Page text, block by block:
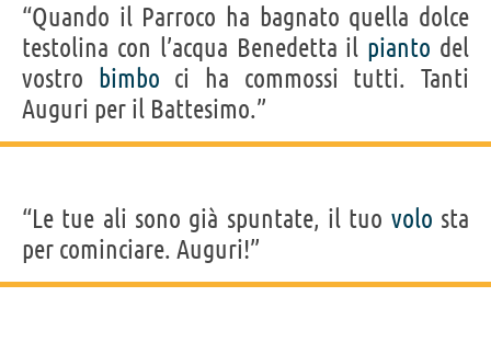
“Quando il Parroco ha bagnato quella dolce
testolina con l’acqua Benedetta il pianto del
vostro bimbo ci ha commossi tutti. Tanti
Auguri per il Battesimo.”
“Le tue ali sono già spuntate, il tuo volo sta
per cominciare. Auguri!”